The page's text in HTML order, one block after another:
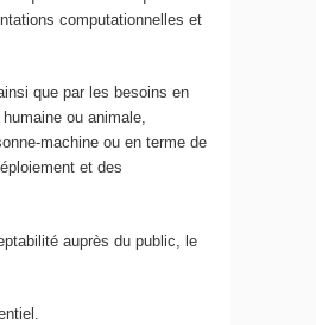
computationnelles et
que par les besoins en
ou animale,
machine ou en terme de
et des
auprès du public, le